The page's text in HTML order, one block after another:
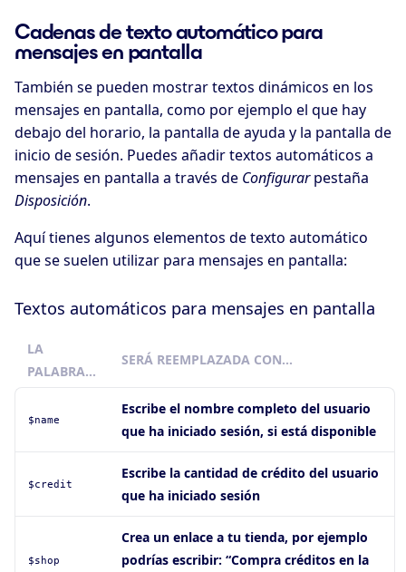
Cadenas de texto automático para
mensajes en pantalla
También se pueden mostrar textos dinámicos en los
mensajes en pantalla, como por ejemplo el que hay
debajo del horario, la pantalla de ayuda y la pantalla de
inicio de sesión. Puedes añadir textos automáticos a
mensajes en pantalla a través de Configurarpestaña
Disposición.
Aquí tienes algunos elementos de texto automático
que se suelen utilizar para mensajes en pantalla:
Textos automáticos para mensajes en pantalla
LA
PALABRA…
SERÁ REEMPLAZADA CON…
$name
Escribe el nombre completo del usuario
que ha iniciado sesión, si está disponible
$credit
Escribe la cantidad de crédito del usuario
que ha iniciado sesión
$shop
Crea un enlace a tu tienda, por ejemplo
podrías escribir: “Compra créditos en la